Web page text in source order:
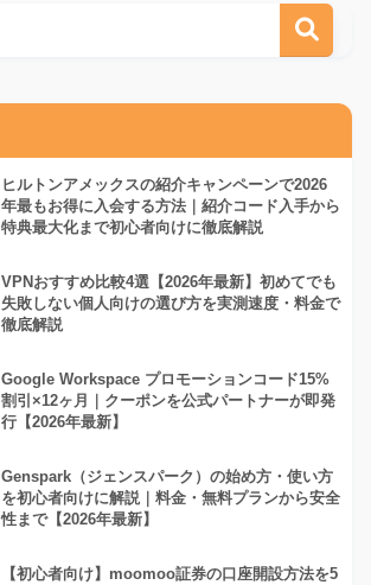
ヒルトンアメックスの紹介キャンペーンで2026
年最もお得に入会する方法｜紹介コード入手から
特典最大化まで初心者向けに徹底解説
VPNおすすめ比較4選【2026年最新】初めてでも
失敗しない個人向けの選び方を実測速度・料金で
徹底解説
Google Workspace プロモーションコード15%
割引×12ヶ月｜クーポンを公式パートナーが即発
行【2026年最新】
Genspark（ジェンスパーク）の始め方・使い方
を初心者向けに解説｜料金・無料プランから安全
性まで【2026年最新】
【初心者向け】moomoo証券の口座開設方法を5